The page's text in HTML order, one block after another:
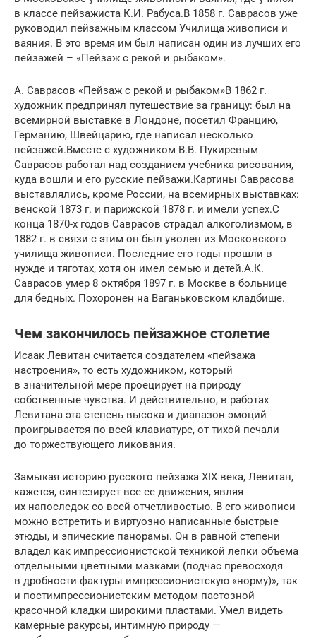
в классе пейзажиста К.И. Рабуса.В 1858 г. Саврасов уже
руководил пейзажным классом Училища живописи и
ваяния. В это время им был написан один из лучших его
пейзажей – «Пейзаж с рекой и рыбаком».
А. Саврасов «Пейзаж с рекой и рыбаком»В 1862 г.
художник предпринял путешествие за границу: был на
всемирной выставке в Лондоне, посетил Францию,
Германию, Швейцарию, где написал несколько
пейзажей.Вместе с художником В.В. Пукиревым
Саврасов работал над созданием учебника рисования,
куда вошли и его русские пейзажи.Картины Саврасова
выставлялись, кроме России, на всемирных выставках:
венской 1873 г. и парижской 1878 г. и имели успех.С
конца 1870-х годов Саврасов страдал алкоголизмом, в
1882 г. в связи с этим он был уволен из Московского
училища живописи. Последние его годы прошли в
нужде и тяготах, хотя он имел семью и детей.А.К.
Саврасов умер 8 октября 1897 г. в Москве в больнице
для бедных. Похоронен на Ваганьковском кладбище.
Чем закончилось пейзажное столетие
Исаак Левитан считается создателем «пейзажа
настроения», то есть худож­ником, который
в значительной мере проецирует на природу
собственные чувства. И действи­тельно, в работах
Левитана эта степень высока и диапазон эмоций
проигрывается по всей клавиатуре, от тихой печали
до торжествую­щего ликования.
Замыкая историю русского пейзажа XIX века, Левитан,
кажется, синтезирует все ее движения, являя
их напоследок со всей отчетливостью. В его живописи
можно встретить и виртуозно написанные быстрые
этюды, и эпические пано­рамы. Он в равной степени
владел как импрессиони­ст­ской техникой лепки объема
отдельными цветными мазками (подчас пре­восходя
в дробности фак­ту­ры импрессионист­скую «норму)», так
и постимпрес­сио­нист­ским методом пастозной
красочной кладки широкими пластами. Умел видеть
камерные ракурсы, интимную природу —